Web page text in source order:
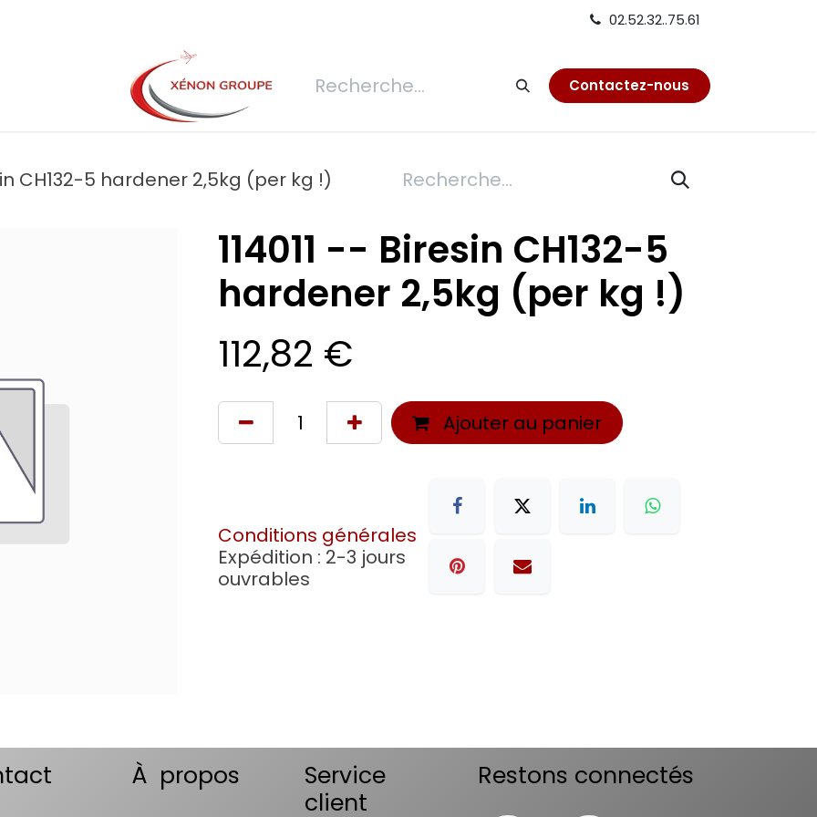
02.52.32..75.61
Demande de devis Connexion Réfection Contactez-nous
CH132-5 hardener 2,5kg (per kg !)
114011 -- Biresin CH132-5
hardener 2,5kg (per kg !)
112,82 €
Ajouter au panier
Conditions générales
Expédition : 2-3 jours
ouvrables
À propos
Service
client
Restons connectés